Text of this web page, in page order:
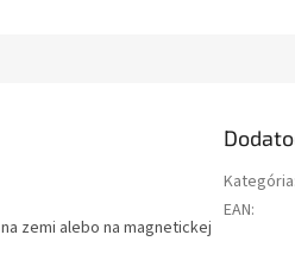
zemi alebo na magnetickej
Kategória
EAN: